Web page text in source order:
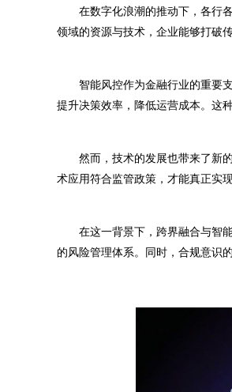
在数字化浪潮的推动下，各行各
领域的资源与技术，企业能够打破
智能风控作为金融行业的重要支
提升决策效率，降低运营成本。这
然而，技术的发展也带来了新的
术应用符合监管政策，才能真正实
在这一背景下，跨界融合与智能
的风险管理体系。同时，合规意识